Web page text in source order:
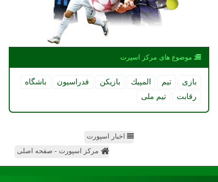
موضوع های مركز اسپرت
بازی تیم المپیك بازیكن فدراسیون
باشگاه
رقابت
تیم ملی
اخبار اسپورت
مرکز اسپورت - صفحه اصلی